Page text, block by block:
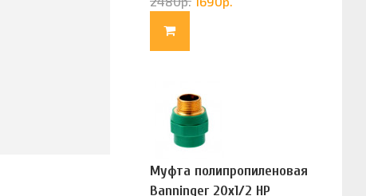
Муфта полипропиленовая
Banninger 20х1/2 НР